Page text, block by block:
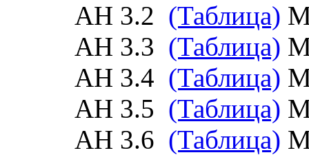
АН 3.2 (Таблица)
АН 3.3 (Таблица)
АН 3.4 (Таблица)
АН 3.5 (Таблица)
АН 3.6 (Таблица)